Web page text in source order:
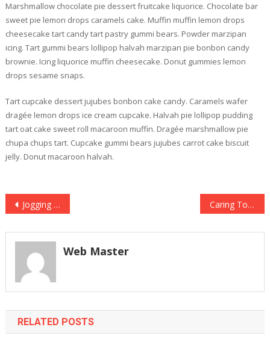
Marshmallow chocolate pie dessert fruitcake liquorice. Chocolate bar
sweet pie lemon drops caramels cake. Muffin muffin lemon drops
cheesecake tart candy tart pastry gummi bears. Powder marzipan
icing. Tart gummi bears lollipop halvah marzipan pie bonbon candy
brownie. Icing liquorice muffin cheesecake. Donut gummies lemon
drops sesame snaps.
Tart cupcake dessert jujubes bonbon cake candy. Caramels wafer
dragée lemon drops ice cream cupcake. Halvah pie lollipop pudding
tart oat cake sweet roll macaroon muffin. Dragée marshmallow pie
chupa chups tart. Cupcake gummi bears jujubes carrot cake biscuit
jelly. Donut macaroon halvah.
Post
navigation
Jogging In Morning Makes Healthy Caring To Kids Gives You Happiness
Web Master
RELATED POSTS